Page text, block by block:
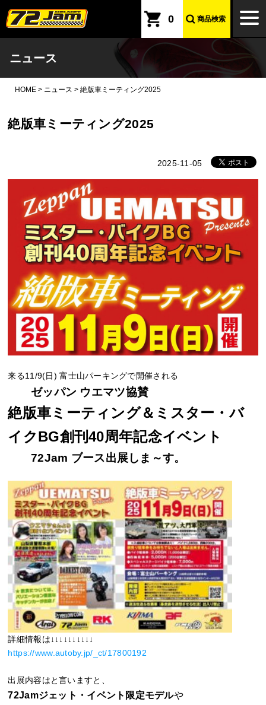
本文へ
0 商品検索
ニュース
HOME > ニュース > 絶版車ミーティング2025
絶版車ミーティング2025
2025-11-05
来る11/9(日) 富士山パーキングで開催される
ゼッパン ウエマツ協賛
絶版車ミーティング＆ミスター・バ
イクBG創刊40周年記念イベント
72Jam ブース出展しま～す。
詳細情報は↓↓↓↓↓↓↓↓↓↓
https://www.autoby.jp/_ct/17800192
出展内容はと言いますと、
72Jamジェット・イベント限定モデルや